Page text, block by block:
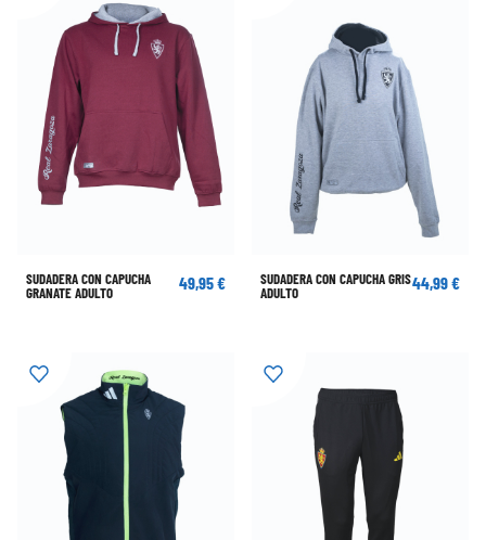
SUDADERA CON CAPUCHA
GRANATE ADULTO
49,95 €
SUDADERA CON CAPUCHA GRIS
ADULTO
44,99 €